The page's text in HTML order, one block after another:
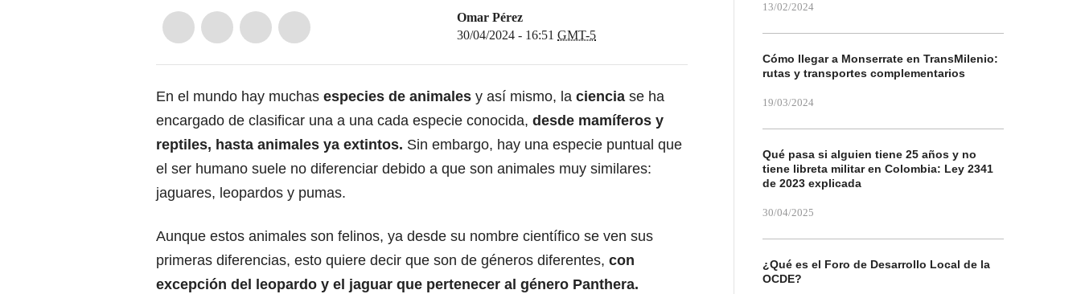
Omar Pérez
30/04/2024 - 16:51 GMT-5
En el mundo hay muchas especies de animales y así mismo, la ciencia se ha
encargado de clasificar una a una cada especie conocida, desde mamíferos y
reptiles, hasta animales ya extintos. Sin embargo, hay una especie puntual que
el ser humano suele no diferenciar debido a que son animales muy similares:
jaguares, leopardos y pumas.
Aunque estos animales son felinos, ya desde su nombre científico se ven sus
primeras diferencias, esto quiere decir que son de géneros diferentes, con
excepción del leopardo y el jaguar que pertenecer al género Panthera.
13/02/2024
Cómo llegar a Monserrate en TransMilenio:
rutas y transportes complementarios
19/03/2024
Qué pasa si alguien tiene 25 años y no
tiene libreta militar en Colombia: Ley 2341
de 2023 explicada
30/04/2025
¿Qué es el Foro de Desarrollo Local de la
OCDE?